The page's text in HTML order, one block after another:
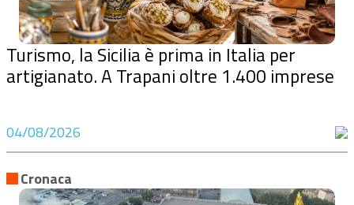
Turismo, la Sicilia è prima in Italia per
artigianato. A Trapani oltre 1.400 imprese
04/08/2026
Cronaca